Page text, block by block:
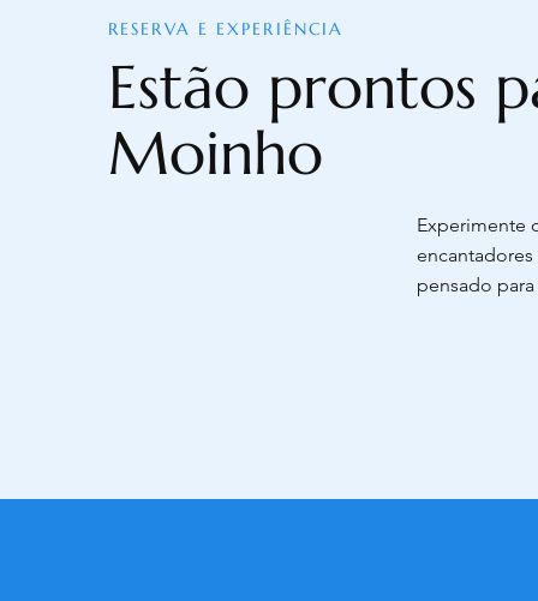
RESERVA E EXPERIÊNCIA
Estão prontos
Moinho
Experimente
pensado